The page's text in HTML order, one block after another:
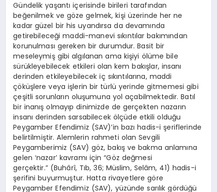
Gündelik yaşantı içerisinde birileri tarafından
beğenilmek ve göze gelmek, kişi üzerinde her ne
kadar güzel bir his uyandırsa da devamında
getirebileceği maddi-manevi sıkıntılar bakımından
korunulması gereken bir durumdur. Basit bir
meseleymiş gibi algılanan ama kişiyi ölüme bile
sürükleyebilecek etkileri olan kem bakışlar, insanı
derinden etkileyebilecek iç sıkıntılarına, maddi
çöküşlere veya işlerin bir türlü yerinde gitmemesi gibi
çeşitli sorunların oluşumuna yol açabilmektedir. Batıl
bir inanış olmayıp dinimizde de gerçekten nazarın
insanı derinden sarsabilecek ölçüde etkili olduğu
Peygamber Efendimiz (SAV)’in bazı hadis-i şeriflerinde
belirtilmiştir. Alemlerin rahmeti olan Sevgili
Peygamberimiz (SAV) göz, bakış ve bakma anlamına
gelen ‘nazar’ kavramı için “Göz değmesi
gerçektir.” (Buhârî, Tıb, 36; Müslim, Selâm, 41) hadis-i
şerifini buyurmuştur. Hatta rivayetlere göre
Peygamber Efendimiz (SAV), yüzünde sarılık gördüğü